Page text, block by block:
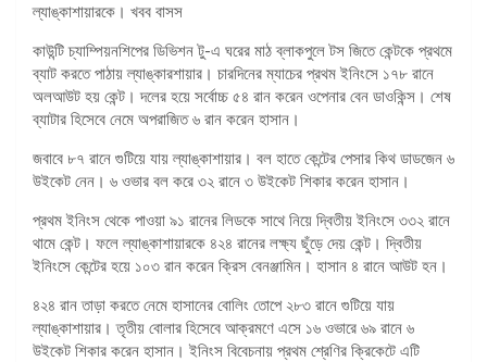
ল্যাঙ্কাশায়ারকে। খবব বাসস
কাউন্টি চ্যাম্পিয়নশিপের ডিভিশন টু-এ ঘরের মাঠ ব্লাকপুলে টস জিতে কেন্টকে প্রথমে
ব্যাট করতে পাঠায় ল্যাঙ্কারশায়ার। চারদিনের ম্যাচের প্রথম ইনিংসে ১৭৮ রানে
অলআউট হয় কেন্ট। দলের হয়ে সর্বোচ্চ ৫৪ রান করেন ওপেনার বেন ডাওকিন্স। শেষ
ব্যাটার হিসেবে নেমে অপরাজিত ৬ রান করেন হাসান।
জবাবে ৮৭ রানে গুটিয়ে যায় ল্যাঙ্কাশায়ার। বল হাতে কেন্টের পেসার কিথ ডাডজেন ৬
উইকেট নেন। ৬ ওভার বল করে ৩২ রানে ৩ উইকেট শিকার করেন হাসান।
প্রথম ইনিংস থেকে পাওয়া ৯১ রানের লিডকে সাথে নিয়ে দ্বিতীয় ইনিংসে ৩৩২ রানে
থামে কেন্ট। ফলে ল্যাঙ্কাশায়ারকে ৪২৪ রানের লক্ষ্য ছুঁড়ে দেয় কেন্ট। দ্বিতীয়
ইনিংসে কেন্টের হয়ে ১০৩ রান করেন ক্রিস বেনঞ্জামিন। হাসান ৪ রানে আউট হন।
৪২৪ রান তাড়া করতে নেমে হাসানের বোলিং তোপে ২৮৩ রানে গুটিয়ে যায়
ল্যাঙ্কাশায়ার। তৃতীয় বোলার হিসেবে আক্রমণে এসে ১৬ ওভারে ৬৯ রানে ৬
উইকেট শিকার করেন হাসান। ইনিংস বিবেচনায় প্রথম শ্রেণির ক্রিকেটে এটি